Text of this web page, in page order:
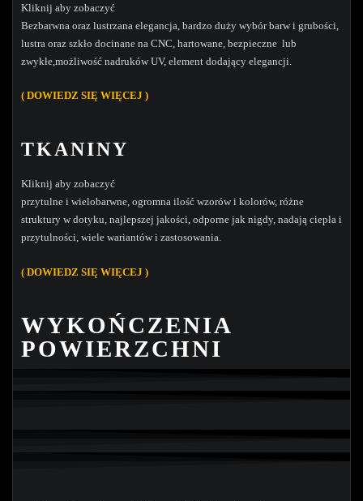
Kliknij aby zobaczyć
Bezbarwna oraz lustrzana elegancja, bardzo duży wybór barw i grubości,
lustra oraz szkło docinane na CNC, hartowane, bezpieczne lub
zwykłe,możliwość nadruków UV, element dodający elegancji.
( DOWIEDZ SIĘ WIĘCEJ )
TKANINY
Kliknij aby zobaczyć
przytulne i wielobarwne, ogromna ilość wzorów i kolorów, różne
struktury w dotyku, najlepszej jakości, odporne jak nigdy, nadają ciepła i
przytulności, wiele wariantów i zastosowania.
( DOWIEDZ SIĘ WIĘCEJ )
WYKOŃCZENIA
POWIERZCHNI